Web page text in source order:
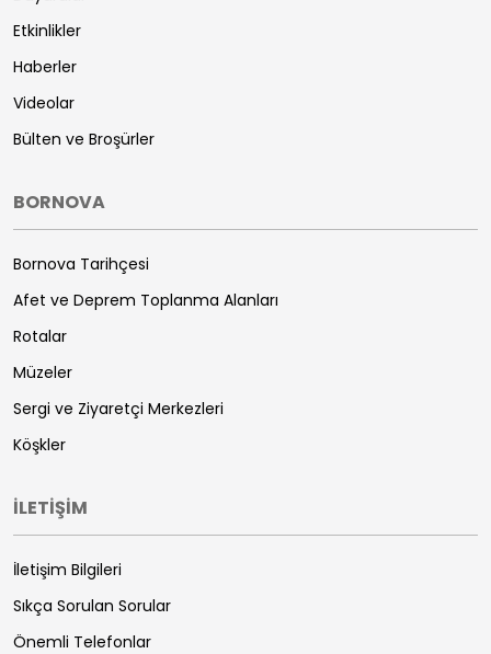
Etkinlikler
Haberler
Videolar
Bülten ve Broşürler
BORNOVA
Bornova Tarihçesi
Afet ve Deprem Toplanma Alanları
Rotalar
Müzeler
Sergi ve Ziyaretçi Merkezleri
Köşkler
İLETİŞİM
İletişim Bilgileri
Sıkça Sorulan Sorular
Önemli Telefonlar